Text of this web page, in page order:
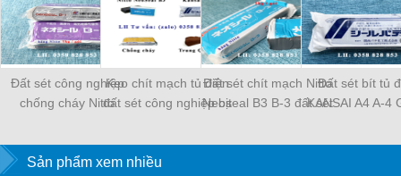
Đất sét công nghiệp
chống cháy Nitto
trám kín khe hở tủ điện
Keo chít mạch tủ điện
đất sét công nghiệp bịt
Neoseal B-3
Đất sét chít mạch Nitto
Neoseal B3 B-3 đất sét
bịt tủ điện
Đất sét bít tủ
KANSAI A4 A-4
keo chít mạch
Sản phẩm xem nhiều